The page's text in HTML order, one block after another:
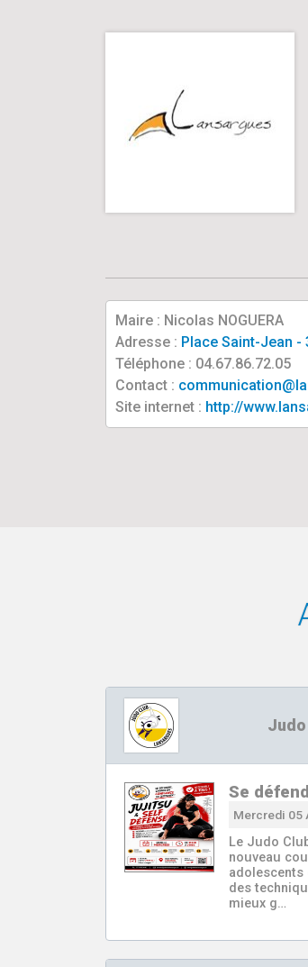
Maire : Nicolas NOGUERA
Adresse : Place Saint-Jean -
Téléphone : 04.67.86.72.05
Contact :
Site internet : http://
Judo
Se
Mercredi 05
Le Judo
nouveau
adolescents
des
mieux g…